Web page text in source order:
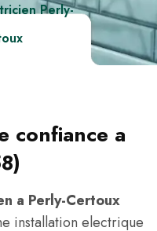
Perly-
confiance a
a Perly-Certoux
installation electrique